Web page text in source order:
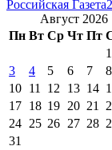
Российская Газета
Август 2026
Пн Вт Ср Чт Пт
1
3
4 5 6 7 8
10 11 12 13 14
17 18 19 20 21
24 25 26 27 28
31